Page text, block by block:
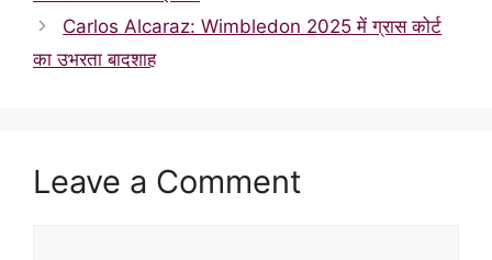
Carlos Alcaraz: Wimbledon 2025 में ग्रास कोर्ट
का उभरता बादशाह
Leave a Comment